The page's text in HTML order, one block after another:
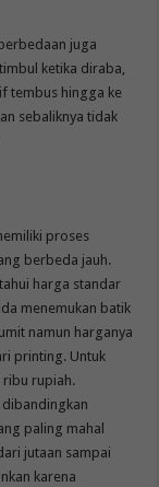
juga
ketika diraba,
tembus hingga ke
sebaliknya tidak
proses
berbeda jauh.
harga standar
menemukan batik
namun harganya
printing. Untuk
ribu rupiah.
dibandingkan
paling mahal
jutaan sampai
karena